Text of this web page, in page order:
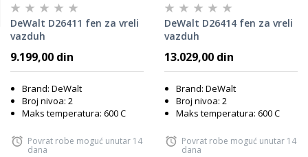
DeWalt D26411 fen za vreli
vazduh
9.199,00 din
Brand: DeWalt
Broj nivoa: 2
Maks temperatura: 600 C
Povrat robe moguć unutar 14
dana
DeWalt D26414 fen za vreli
vazduh
13.029,00 din
Brand: DeWalt
Broj nivoa: 2
Maks temperatura: 600 C
Povrat robe moguć unutar 14
dana